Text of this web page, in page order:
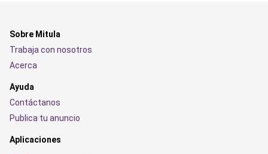
Sobre Mitula
Trabaja con nosotros
Acerca
Ayuda
Contáctanos
Publica tu anuncio
Aplicaciones